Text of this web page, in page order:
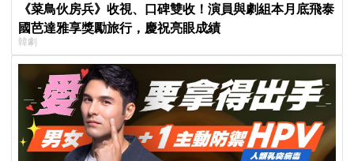
《菜鳥伙房兵》收視、口碑雙收！演員與劇組本月底飛泰
國芭達雅享獎勵旅行，慶祝亮眼成績
韓劇